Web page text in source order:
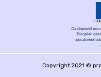
Ce dispositif est
Européen
opérationnel
Copyright 2021 ©